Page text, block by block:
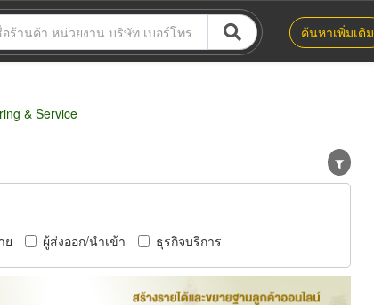
ค้นหาเพิ่มเติม
& Service
ย ผู้ส่งออก/นำเข้า ธุรกิจบริการ